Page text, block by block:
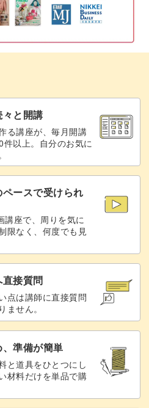
たけど、ちょっと飽きてきた
変えよう、なんていう使い方
とお洒落に♪
、お仕事や子どもの送迎で使
ードや鍵をおしゃれに持ち歩
は、友人や家族への特別なプ
イテムに。
と開講
る講座が、毎月開講
以上。自分のお気に
ースで受けられ
講座で、周りを気に
限なく、何度でも見
接質問
点は講師に直接質問
せん。
準備が簡単
と道具をひとつにし
材料だけを単品で購